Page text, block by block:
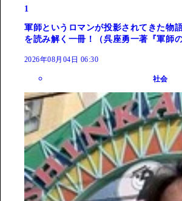
1
軍師というロマンが投影されてきた物
を読み解く一冊！（呉座勇一著『軍師
2026年08月04日 06:30
社会